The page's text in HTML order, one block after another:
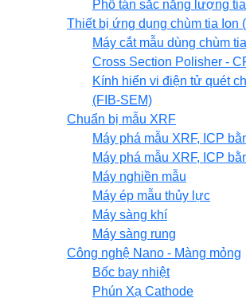
Phổ tán sắc năng lượng
Thiết bị ứng dụng chùm tia Ion
Máy cắt mẫu dùng chùm
Cross Section Polisher -
Kính hiển vi điện tử quét
(FIB-SEM)
Chuẩn bị mẫu XRF
Máy phá mẫu XRF, ICP
Máy phá mẫu XRF, ICP
Máy nghiền mẫu
Máy ép mẫu thủy lực
Máy sàng khí
Máy sàng rung
Công nghệ Nano - Màng mỏng
Bốc bay nhiệt
Phún Xạ Cathode